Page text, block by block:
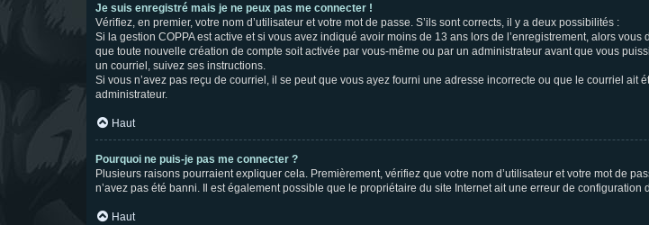
Je suis enregistré mais je ne peux pas me connecter !
Vérifiez, en premier, votre nom d’utilisateur et votre mot de passe. S’ils sont corrects, il y a deux possibilités :
Si la gestion COPPA est active et si vous avez indiqué avoir moins de 13 ans lors de l’enregistrement, alors
que toute nouvelle création de compte soit activée par vous-même ou par un administrateur avant que vous
un courriel, suivez ses instructions.
Si vous n’avez pas reçu de courriel, il se peut que vous ayez fourni une adresse incorrecte ou que le courriel ait
administrateur.
Haut
Pourquoi ne puis-je pas me connecter ?
Plusieurs raisons pourraient expliquer cela. Premièrement, vérifiez que votre nom d’utilisateur et votre mot de
n’avez pas été banni. Il est également possible que le propriétaire du site Internet ait une erreur de configuration
Haut